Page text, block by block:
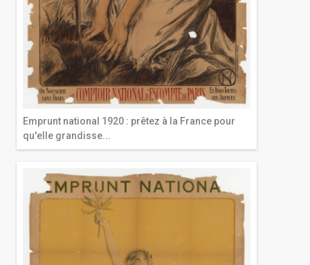
Emprunt national 1920 : prêtez à la France pour
qu'elle grandisse...